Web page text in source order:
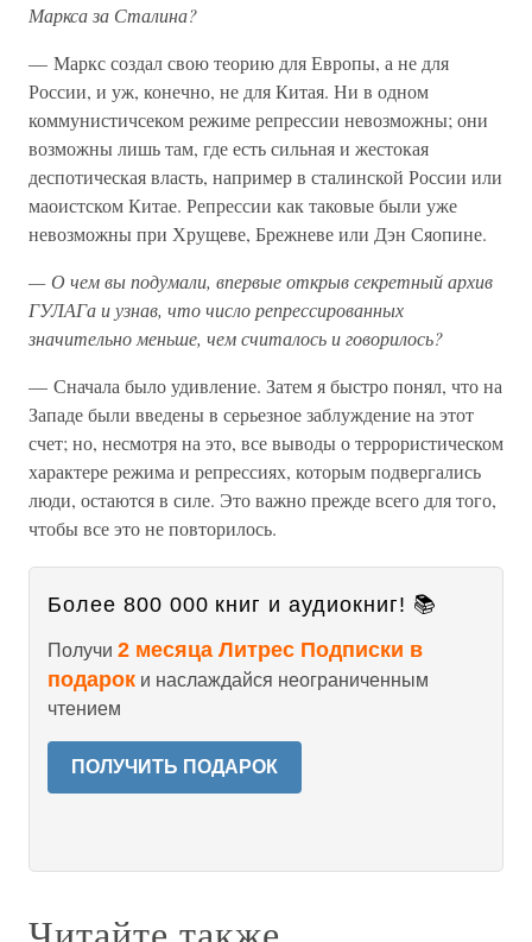
Маркса за Сталина?
— Маркс создал свою теорию для Европы, а не для
России, и уж, конечно, не для Китая. Ни в одном
коммунистичсеком режиме репрессии невозможны; они
возможны лишь там, где есть сильная и жестокая
деспотическая власть, например в сталинской России или
маоистском Китае. Репрессии как таковые были уже
невозможны при Хрущеве, Брежневе или Дэн Сяопине.
— О чем вы подумали, впервые открыв секретный архив
ГУЛАГа и узнав, что число репрессированных
значительно меньше, чем считалось и говорилось?
— Сначала было удивление. Затем я быстро понял, что на
Западе были введены в серьезное заблуждение на этот
счет; но, несмотря на это, все выводы о террористическом
характере режима и репрессиях, которым подвергались
люди, остаются в силе. Это важно прежде всего для того,
чтобы все это не повторилось.
Более 800 000 книг и аудиокниг! 📚
Получи 2 месяца Литрес Подписки в
подарок и наслаждайся неограниченным
чтением
ПОЛУЧИТЬ ПОДАРОК